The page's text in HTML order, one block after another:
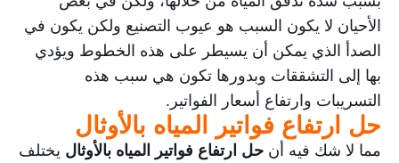
الأحيان لا يكون السبب هو عيوب التصنيع ولكن يكون في
الصدأ الذي يمكن أن يسيطر على هذه الخطوط ويؤدي
بها إلى التشققات وبدورها تكون هي سبب هذه
التسريبات وارتفاع أسعار الفواتير.
حل ارتفاع فواتير المياه بالأوثال
مما لا شك فيه أن حل ارتفاع فواتير المياه بالأوثال يختلف